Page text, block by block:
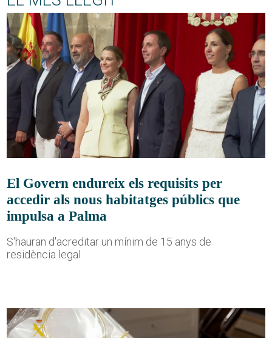
El Govern endureix els requisits per
accedir als nous habitatges públics que
impulsa a Palma
S'hauran d'acreditar un mínim de 15 anys de
residència legal